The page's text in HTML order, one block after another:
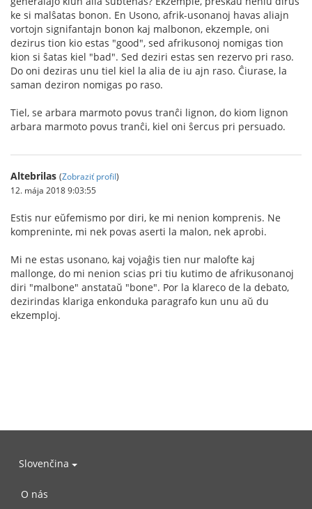
ke si malŝatas bonon. En Usono, afrik-usonanoj havas aliajn
vortojn signifantajn bonon kaj malbonon, ekzemple, oni
dezirus tion kio estas "good", sed afrikusonoj nomigas tion
kion si ŝatas kiel "bad". Sed deziri estas sen rezervo pri raso.
Do oni deziras unu tiel kiel la alia de iu ajn raso. Ĉiurase, la
saman deziron nomigas po raso.
Tiel, se arbara marmoto povus tranĉi lignon, do kiom lignon
arbara marmoto povus tranĉi, kiel oni ŝercus pri persuado.
Altebrilas (Zobraziť profil)
12. mája 2018 9:03:55
Estis nur eŭfemismo por diri, ke mi nenion komprenis. Ne
kompreninte, mi nek povas aserti la malon, nek aprobi.
Mi ne estas usonano, kaj vojaĝis tien nur malofte kaj
mallonge, do mi nenion scias pri tiu kutimo de afrikusonanoj
diri "malbone" anstataŭ "bone". Por la klareco de la debato,
dezirindas klariga enkonduka paragrafo kun unu aŭ du
ekzemploj.
Slovenčina
O nás